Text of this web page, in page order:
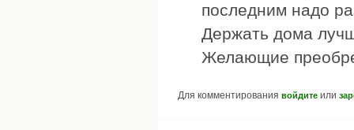
последним надо
Держать дома
Желающие
Для комментирования войдите или